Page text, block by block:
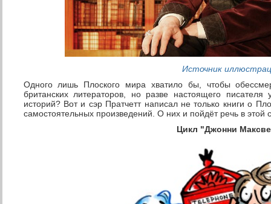
Источник
Одного лишь Плоского мира хватило бы, чтобы
британских литераторов, но разве настоящего
историй? Вот и сэр Пратчетт написал не только книги о
самостоятельных произведений. О них и пойдёт речь в этой
Цикл "Джонни